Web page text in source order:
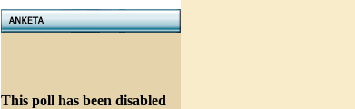
This poll has been disabled